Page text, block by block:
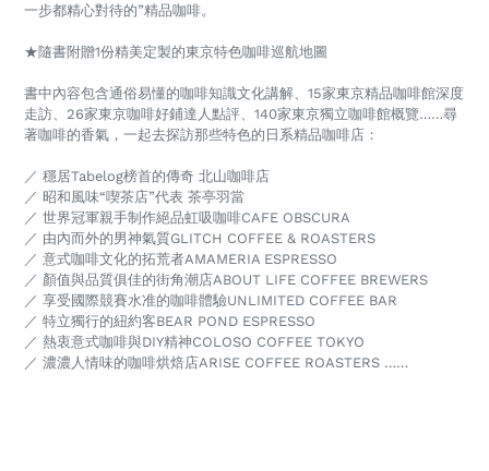
一步都精心對待的”精品咖啡。
★隨書附贈1份精美定製的東京特色咖啡巡航地圖
書中內容包含通俗易懂的咖啡知識文化講解、15家東京精品咖啡館深度
走訪、26家東京咖啡好鋪達人點評、140家東京獨立咖啡館概覽……尋
著咖啡的香氣，一起去探訪那些特色的日系精品咖啡店：
／ 穩居Tabelog榜首的傳奇 北山咖啡店
／ 昭和風味“喫茶店”代表 茶亭羽當
／ 世界冠軍親手制作絕品虹吸咖啡CAFE OBSCURA
／ 由內而外的男神氣質GLITCH COFFEE & ROASTERS
／ 意式咖啡文化的拓荒者AMAMERIA ESPRESSO
／ 顏值與品質俱佳的街角潮店ABOUT LIFE COFFEE BREWERS
／ 享受國際競賽水准的咖啡體驗UNLIMITED COFFEE BAR
／ 特立獨行的紐約客BEAR POND ESPRESSO
／ 熱衷意式咖啡與DIY精神COLOSO COFFEE TOKYO
／ 濃濃人情味的咖啡烘焙店ARISE COFFEE ROASTERS ……